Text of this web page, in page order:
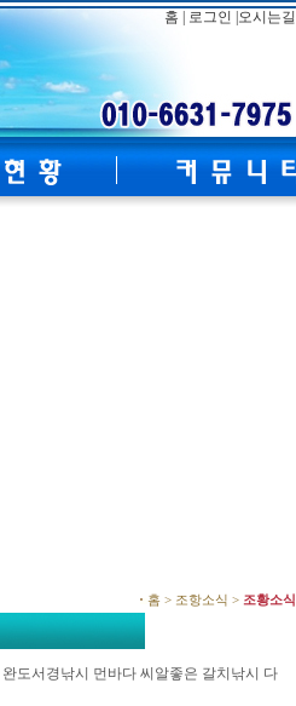
홈 | 로그인 | 오시는길
홈 > 조항소식 > 조황소식
완도서경낚시 먼바다 씨알좋은 갈치낚시 다